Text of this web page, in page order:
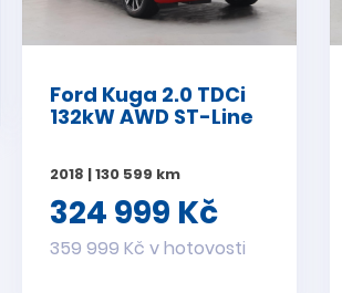
Ford Kuga 2.0 TDCi
132kW AWD ST-Line
2018 | 130 599 km
324 999 Kč
359 999 Kč v hotovosti